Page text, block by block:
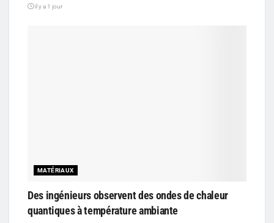
il y a 1 jour
MATÉRIAUX
Des ingénieurs observent des ondes de chaleur
quantiques à température ambiante